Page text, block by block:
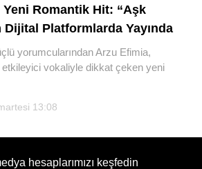
Yeni Romantik Hit: “Aşk
Dijital Platformlarda Yayında
yorumcularından Arzu Efimia,
etkileyici vokaliyle dikkat çeken yeni
13:08
hesaplarımızı keşfedin